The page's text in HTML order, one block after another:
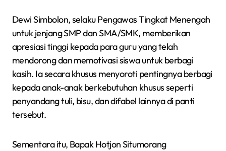
Dewi Simbolon, selaku Pengawas Tingkat Menengah
untuk jenjang SMP dan SMA/SMK, memberikan
apresiasi tinggi kepada para guru yang telah
mendorong dan memotivasi siswa untuk berbagi
kasih. Ia secara khusus menyoroti pentingnya berbagi
kepada anak-anak berkebutuhan khusus seperti
penyandang tuli, bisu, dan difabel lainnya di panti
tersebut.
Sementara itu, Bapak Hotjon Situmorang